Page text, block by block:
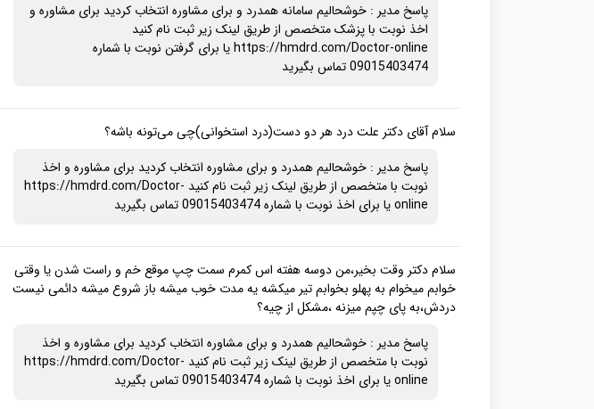
پاسخ مدیر : خوشحالیم سامانه همدرد و برای مشاوره انتخاب کردید برای مشاوره و
اخذ نوبت با پزشک متخصص از طریق لینک زیر ثبت نام کنید
https://hmdrd.com/Doctor-online یا برای گرفتن نوبت با شماره
09015403474 تماس بگیرید
سلام آقای دکتر علت درد هر دو دست(درد استخوانی)چی می‌تونه باشه؟
پاسخ مدیر : خوشحالیم همدرد و برای مشاوره انتخاب کردید برای مشاوره و اخذ
نوبت با متخصص از طریق لینک زیر ثبت نام کنید https://hmdrd.com/Doctor-
online یا برای اخذ نوبت با شماره 09015403474 تماس بگیرید
سلام دکتر وقت بخیر،من دوسه هفته اس کمرم سمت چپ موقع خم و راست شدن یا وقتی
خوابم میخوام به پهلو بخوابم تیر میکشه یه مدت خوب میشه باز شروع میشه دائمی نیست
دردش،به پای چپم میزنه ،مشکل از چیه؟
پاسخ مدیر : خوشحالیم همدرد و برای مشاوره انتخاب کردید برای مشاوره و اخذ
نوبت با متخصص از طریق لینک زیر ثبت نام کنید https://hmdrd.com/Doctor-
online یا برای اخذ نوبت با شماره 09015403474 تماس بگیرید